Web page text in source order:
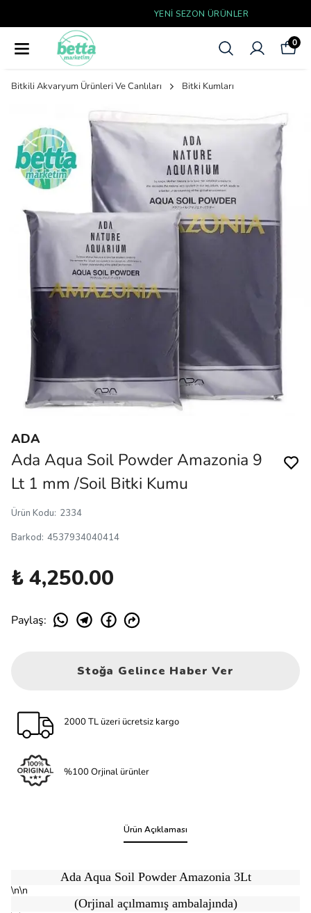
YENI SEZON ÜRÜNLER
0
Bitkili Akvaryum Ürünleri Ve Canlıları Bitki Kumları
ADA
Ada Aqua Soil Powder Amazonia 9
Lt 1 mm /Soil Bitki Kumu
Ürün Kodu: 2334
Barkod: 4537934040414
₺ 4,250.00
Paylaş:
Stoğa Gelince Haber Ver
2000 TL üzeri ücretsiz kargo
%100 Orjinal ürünler
Ürün Açıklaması
Ada Aqua Soil Powder Amazonia 3Lt
\n\n
(Orjinal açılmamış ambalajında)